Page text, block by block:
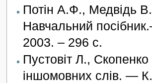
Потін А.Ф., Медвідь
Навчальний
2003. – 296 с.
Пустовіт Л.,
іншомовних слів. —